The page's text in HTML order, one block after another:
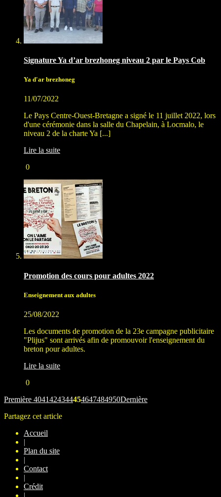
Signature Ya d’ar brezhoneg niveau 2 par le Pays Cob
Ya d'ar brezhoneg
11/07/2022
Le Pays Centre-Ouest-Bretagne a signé le 11 juillet 2022, lors
d'une cérémonie dans la salle du Chapelain, à Locmalo, le
niveau 2 de la charte Ya [...]
Lire la suite
0
Promotion des cours pour adultes 2022
Enseignement aux adultes
25/08/2022
Les documents de promotion de la 23e campagne publicitaire
"Plijus" sont arrivés afin de promouvoir l'enseignement du
breton pour adultes.
Lire la suite
0
Première 4041424344454647484950Dernière
Partagez cet article
Accueil
|
Plan du site
|
Contact
|
Crédit
|